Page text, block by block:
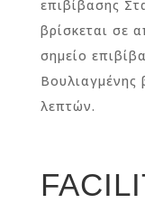
επιβίβασης
βρίσκεται σε
σημείο
Βουλιαγμένης
λεπτών.